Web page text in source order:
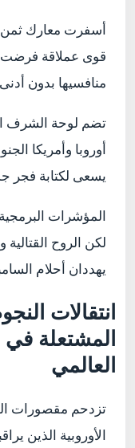
أسفرت معارك ثمن
قوى عملاقة فرضت
منافسيها بدون
تضم لوحة الشرف
أوروبا وأمريكا
يسعى لكتابة فجر
المؤشرات
لكن الروح
يهددان أحلام
انتقالات
المشتعلة
العالمي
تزدحم مقصورات
الأوروبية الذين